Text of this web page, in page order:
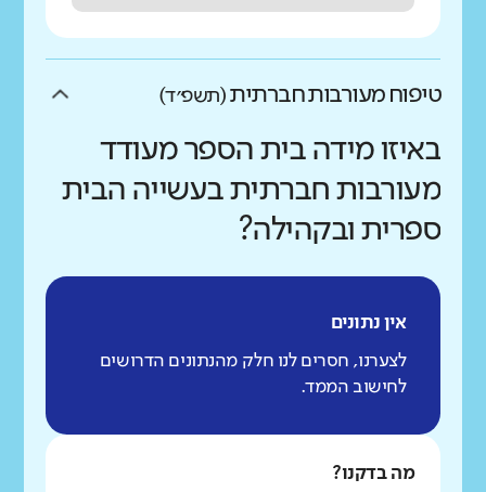
טיפוח מעורבות חברתית(תשפ״ד)
באיזו מידה בית הספר מעודד
מעורבות חברתית בעשייה הבית
ספרית ובקהילה?
אין נתונים
לצערנו, חסרים לנו חלק מהנתונים הדרושים
לחישוב הממד.
מה בדקנו?